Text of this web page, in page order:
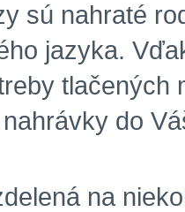
sú nahraté
jazyka.
tlačených
do
na